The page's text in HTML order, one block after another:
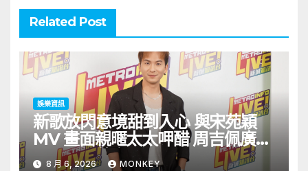
Related Post
娛樂資訊
新歌放閃意境甜到入心 與宋苑穎
MV 畫面親暱太太呷醋 周吉佩廣州
一日三場熱血 Busking
8 月 6, 2026 MONKEY